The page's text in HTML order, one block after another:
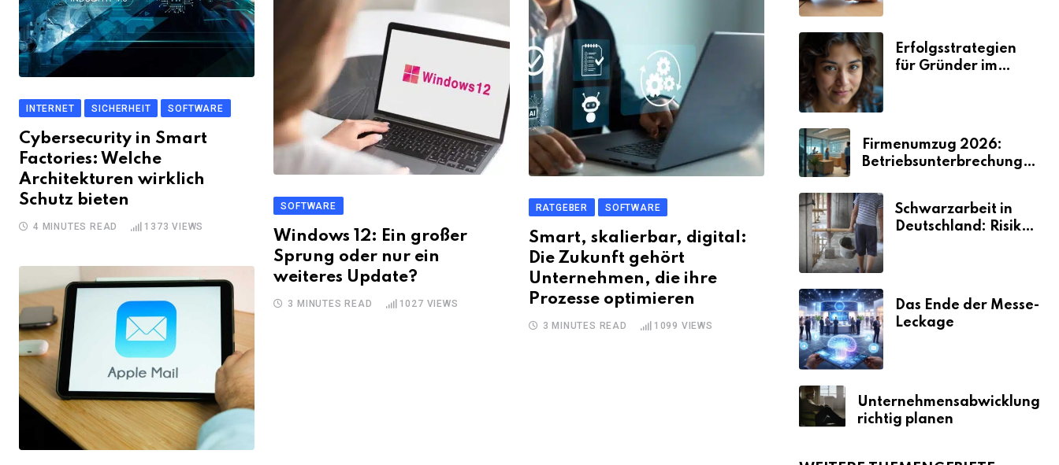
INTERNET SICHERHEIT SOFTWARE
Cybersecurity in Smart
Factories: Welche
Architekturen wirklich
Schutz bieten
4 MINUTES READ 1373 VIEWS
SOFTWARE
Windows 12: Ein großer
Sprung oder nur ein
weiteres Update?
3 MINUTES READ 1027 VIEWS
RATGEBER SOFTWARE
Smart, skalierbar, digital:
Die Zukunft gehört
Unternehmen, die ihre
Prozesse optimieren
3 MINUTES READ 1099 VIEWS
Erfolgsstrategien
für Gründer im
Firmenumzug 2026:
Betriebsunterbrechungen
Schwarzarbeit in
Deutschland: Risiken
Das Ende der Messe-
Leckage
Unternehmensabwicklung
richtig planen